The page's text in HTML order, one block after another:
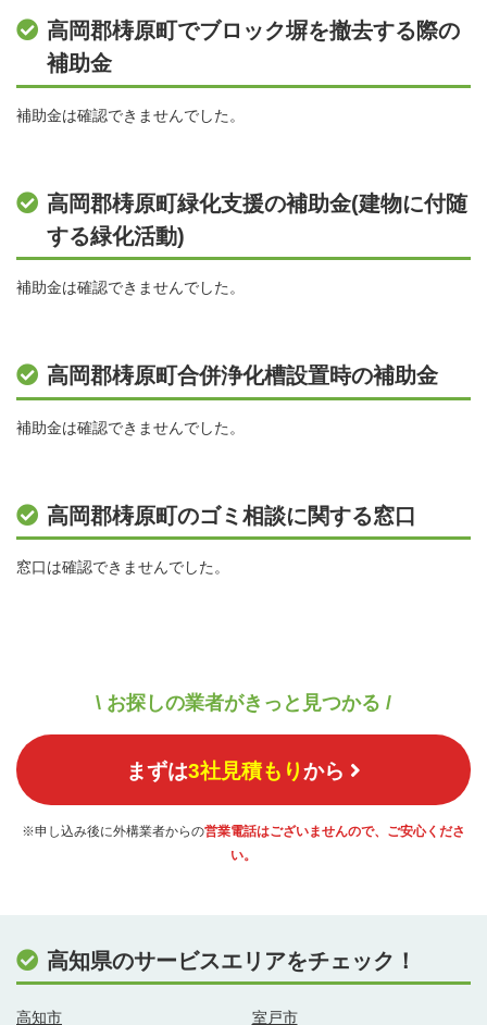
高岡郡梼原町でブロック塀を撤去する際の
補助金
補助金は確認できませんでした。
高岡郡梼原町緑化支援の補助金(建物に付随
する緑化活動)
補助金は確認できませんでした。
高岡郡梼原町合併浄化槽設置時の補助金
補助金は確認できませんでした。
高岡郡梼原町のゴミ相談に関する窓口
窓口は確認できませんでした。
\ お探しの業者がきっと見つかる /
まずは3社見積もりから
※申し込み後に外構業者からの営業電話はございませんので、ご安心くださ
い。
高知県のサービスエリアをチェック！
高知市
室戸市